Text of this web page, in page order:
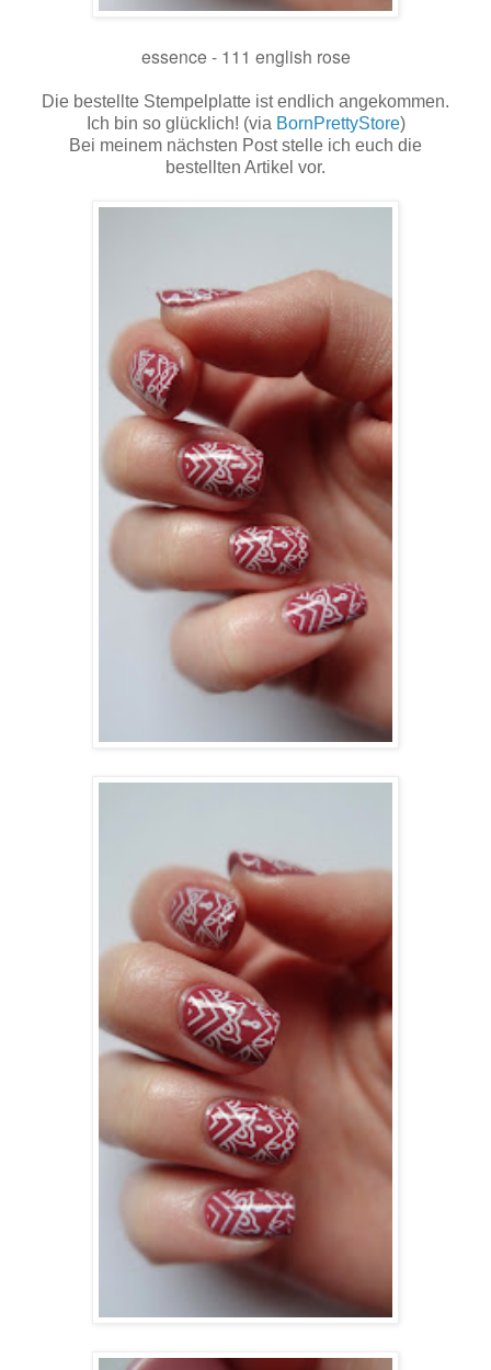
essence - 111 english rose
Die bestellte Stempelplatte ist endlich angekommen.
Ich bin so glücklich! (via BornPrettyStore)
Bei meinem nächsten Post stelle ich euch die
bestellten Artikel vor.